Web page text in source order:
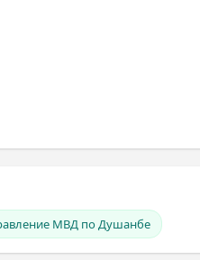
МВД по Душанбе